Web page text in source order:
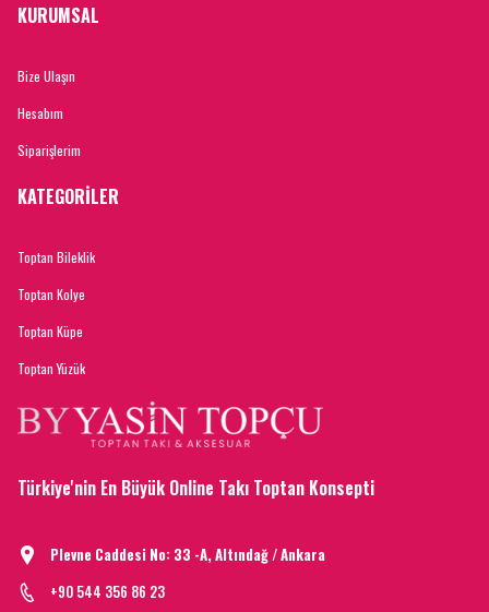
KURUMSAL
Bize Ulaşın
Hesabım
Siparişlerim
KATEGORİLER
Toptan Bileklik
Toptan Kolye
Toptan Küpe
Toptan Yüzük
Türkiye'nin En Büyük Online Takı Toptan Konsepti
Plevne Caddesi No: 33 -A, Altındağ / Ankara
+90 544 356 86 23